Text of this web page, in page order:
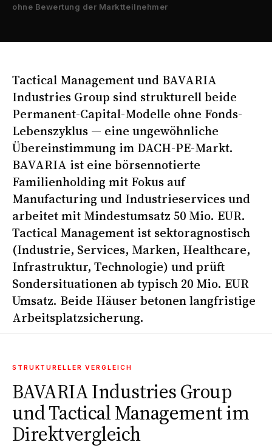
ohne Bewertung der Marktteilnehmer
Tactical Management und BAVARIA
Industries Group sind strukturell beide
Permanent-Capital-Modelle ohne Fonds-
Lebenszyklus — eine ungewöhnliche
Übereinstimmung im DACH-PE-Markt.
BAVARIA ist eine börsennotierte
Familienholding mit Fokus auf
Manufacturing und Industrieservices und
arbeitet mit Mindest­umsatz 50 Mio. EUR.
Tactical Management ist sektor­agnostisch
(Industrie, Services, Marken, Healthcare,
Infrastruktur, Technologie) und prüft
Sondersituationen ab typisch 20 Mio. EUR
Umsatz. Beide Häuser betonen langfristige
Arbeitsplatz­sicherung.
STRUKTURELLER VERGLEICH
BAVARIA Industries Group
und Tactical Management im
Direktvergleich